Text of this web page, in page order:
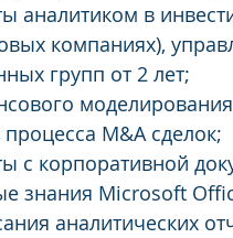
аналитиком в
компаниях),
групп от 2 лет;
M&A сделок;
с корпоративной
знания Microsoft
аналитических